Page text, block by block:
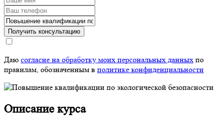
Получить консультацию
Даю согласие на обработку моих персональных данных по
правилам, обозначенным в политике конфиденциальности
Описание курса